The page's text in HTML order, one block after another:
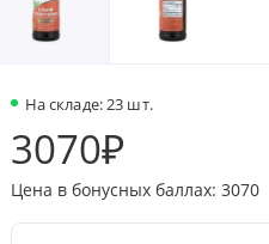
На складе: 23 шт.
3070₽
Цена в бонусных баллах: 3070